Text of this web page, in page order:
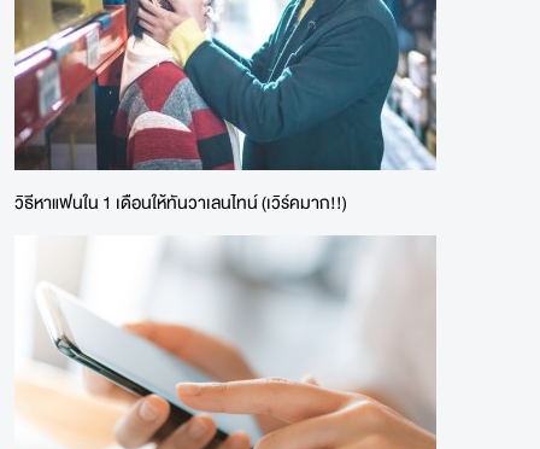
วิธีหาแฟนใน 1 เดือนให้ทันวาเลนไทน์ (เวิร์คมาก!!)